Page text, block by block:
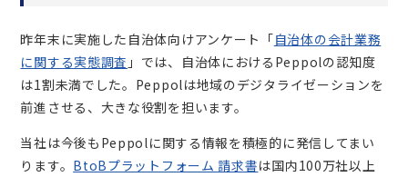
昨年末に実施した自治体向けアンケート「自治体の会計業務
に関する実態調査 」では、自治体におけるPeppolの認知度
は1割未満でした。Peppolは地域のデジタライゼーションを
前進させる、大きな役割を担います。
当社は今後もPeppolに関する情報を積極的に発信してまい
ります。 BtoBプラットフォーム 請求書は国内100万社以上